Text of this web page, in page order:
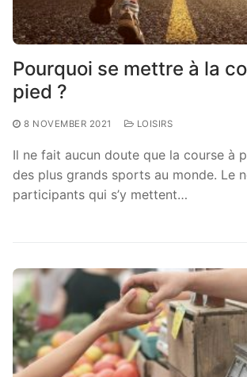
Pourquoi se mettre à la
pied ?
8 NOVEMBER 2021 LOISIRS
Il ne fait aucun doute que la course à
des plus grands sports au monde. Le
participants qui s’y mettent…